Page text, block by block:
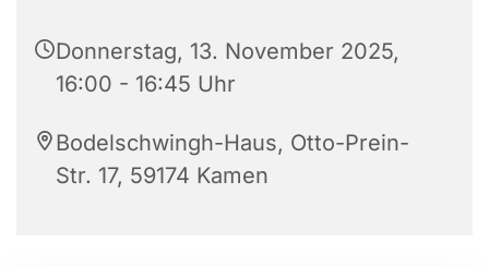
Donnerstag, 13. November 2025,
16:00 - 16:45 Uhr
Bodelschwingh-Haus, Otto-Prein-
Str. 17, 59174 Kamen